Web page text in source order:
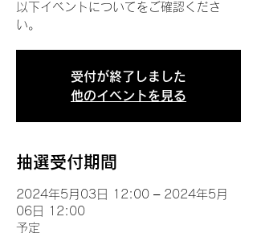
以下イベントについてをご確認くださ
い。
受付が終了しました
他のイベントを見る
抽選受付期間
2024年5月03日 12:00 – 2024年5月
06日 12:00
予定